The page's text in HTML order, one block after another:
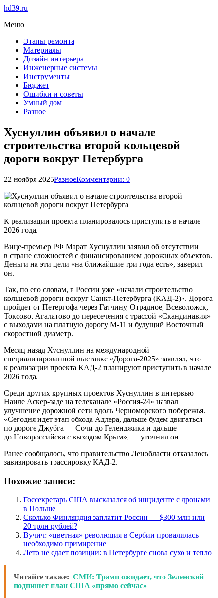
hd39.ru
Меню
Этапы ремонта
Материалы
Дизайн интерьера
Инженерные системы
Инструменты
Бюджет
Ошибки и советы
Умный дом
Разное
Хуснуллин объявил о начале
строительства второй кольцевой
дороги вокруг Петербурга
22 ноября 2025РазноеКомментарии: 0
К реализации проекта планировалось приступить в начале
2026 года.
Вице-премьер РФ Марат Хуснуллин заявил об отсутствии
в стране сложностей с финансированием дорожных объектов.
Деньги на эти цели «на ближайшие три года есть», заверил
он.
Так, по его словам, в России уже «начали строительство
кольцевой дороги вокруг Санкт-Петербурга (КАД-2)». Дорога
пройдет от Петергофа через Гатчину, Отрадное, Всеволожск,
Токсово, Агалатово до пересечения с трассой «Скандинавия»
с выходами на платную дорогу М-11 и будущий Восточный
скоростной диаметр.
Месяц назад Хуснуллин на международной
специализированной выставке «Дорога-2025» заявлял, что
к реализации проекта КАД-2 планируют приступить в начале
2026 года.
Среди других крупных проектов Хуснуллин в интервью
Наиле Аскер-заде на телеканале «Россия-24» назвал
улучшение дорожной сети вдоль Черноморского побережья.
«Сегодня идет этап обхода Адлера, дальше будем двигаться
по дороге Джубга — Сочи до Геленджика и дальше
до Новороссийска с выходом Крым», — уточнил он.
Ранее сообщалось, что правительство Ленобласти отказалось
завизировать трассировку КАД-2.
Похожие записи:
Госсекретарь США высказался об инциденте с дронами
в Польше
Сколько Финляндия заплатит России — $300 млн или
20 трлн рублей?
Вучич: «цветная» революция в Сербии провалилась –
необходимо примирение
Лето не сдает позиции: в Петербурге снова сухо и тепло
Читайте также: СМИ: Трамп ожидает, что Зеленский
подпишет план США «прямо сейчас»